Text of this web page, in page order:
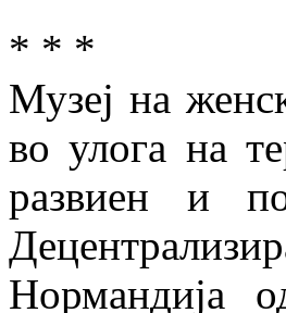
* * *
Музеј на
во улога на
развиен и
Нормандија